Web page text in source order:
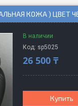
КОЖА ) ЦВЕТ
В наличии
Код: sp5025
26 500 ₸
Купить